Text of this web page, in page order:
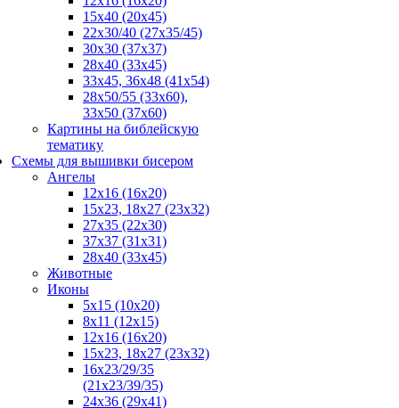
15x40 (20x45)
22х30/40 (27х35/45)
30х30 (37х37)
28х40 (33х45)
33х45, 36х48 (41х54)
28х50/55 (33х60),
33x50 (37x60)
Картины на библейскую
тематику
Схемы для вышивки бисером
Ангелы
12х16 (16х20)
15x23, 18х27 (23х32)
27х35 (22х30)
37x37 (31x31)
28х40 (33х45)
Животные
Иконы
5x15 (10х20)
8x11 (12х15)
12x16 (16х20)
15x23, 18х27 (23х32)
16х23/29/35
(21х23/39/35)
24x36 (29х41)